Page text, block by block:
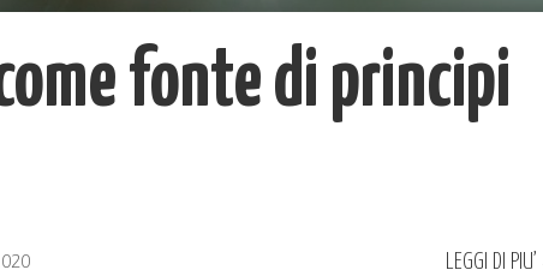
fonte di principi
LEGGI DI PIU’